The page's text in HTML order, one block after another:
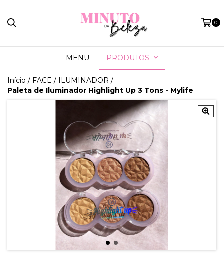
0
MENU PRODUTOS
Início / FACE / ILUMINADOR /
Paleta de Iluminador Highlight Up 3 Tons - Mylife